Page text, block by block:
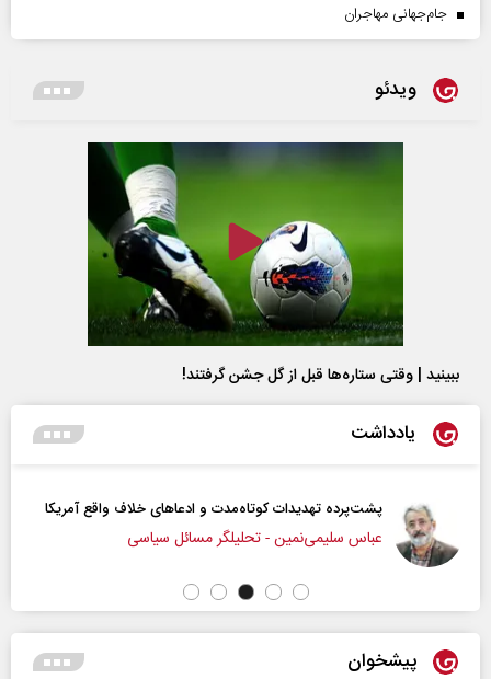
جام‌جهانی مهاجران
ویدئو
ببینید | وقتی ستاره‌ها قبل از گل جشن گرفتند!
یادداشت
پشت‌پرده تهدیدات کوتاه‏‌مدت و ادعا‌های خلاف واقع آمریکا
عباس سلیمی‌نمین - تحلیلگر مسائل سیاسی
پیشخوان